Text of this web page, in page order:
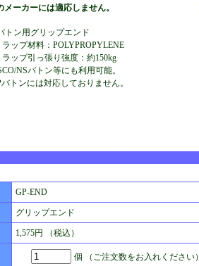
メーカーには適応しません。
トン用グリップエンド
ラップ材料：POLYPROPYLENE
ラップ引っ張り強度：約150kg
NSバトン等にも利用可能。
トンには対応しておりません。
GP-END
グリップエンド
1,575円 （税込）
個 （ご注文数をお入れください）